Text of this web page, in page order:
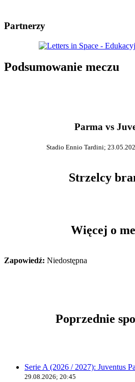
Partnerzy
Podsumowanie meczu
Parma vs
Stadio Ennio Tardini;
Strzelcy
Więcej o
Zapowiedź: Niedostępna
Poprzednie
Serie A (2026 / 2027): Juventus
29.08.2026; 20:45